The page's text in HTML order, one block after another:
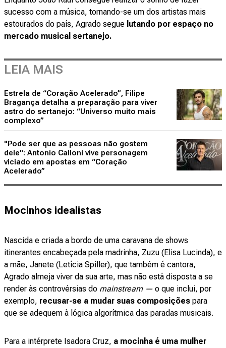
sucesso com a música, tornando-se um dos artistas mais
estourados do país, Agrado segue lutando por espaço no
mercado musical sertanejo.
LEIA MAIS
Estrela de “Coração Acelerado”, Filipe
Bragança detalha a preparação para viver
astro do sertanejo: “Universo muito mais
complexo”
"Pode ser que as pessoas não gostem
dele": Antonio Calloni vive personagem
viciado em apostas em “Coração
Acelerado”
Mocinhos idealistas
Nascida e criada a bordo de uma caravana de shows
itinerantes encabeçada pela madrinha, Zuzu (Elisa Lucinda), e
a mãe, Janete (Letícia Spiller), que também é cantora,
Agrado almeja viver da sua arte, mas não está disposta a se
render às controvérsias do mainstream — o que inclui, por
exemplo, recusar-se a mudar suas composições para
que se adequem à lógica algorítmica das paradas musicais.
Para a intérprete Isadora Cruz, a mocinha é uma mulher